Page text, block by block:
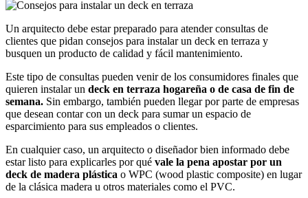
Un arquitecto debe estar preparado para atender consultas de
clientes que pidan consejos para instalar un deck en terraza y
busquen un producto de calidad y fácil mantenimiento.
Este tipo de consultas pueden venir de los consumidores finales que
quieren instalar un deck en terraza hogareña o de casa de fin de
semana. Sin embargo, también pueden llegar por parte de empresas
que desean contar con un deck para sumar un espacio de
esparcimiento para sus empleados o clientes.
En cualquier caso, un arquitecto o diseñador bien informado debe
estar listo para explicarles por qué vale la pena apostar por un
deck de madera plástica o WPC (wood plastic composite) en lugar
de la clásica madera u otros materiales como el PVC.